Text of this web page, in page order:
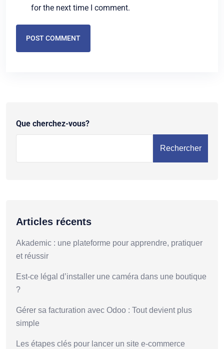
for the next time I comment.
POST COMMENT
Que cherchez-vous?
Rechercher
Articles récents
Akademic : une plateforme pour apprendre, pratiquer
et réussir
Est-ce légal d’installer une caméra dans une boutique
?
Gérer sa facturation avec Odoo : Tout devient plus
simple
Les étapes clés pour lancer un site e-commerce